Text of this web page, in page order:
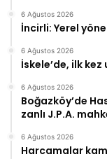
6 Ağustos 2026
İncirli: Yerel
6 Ağustos 2026
İskele’de, ilk
6 Ağustos 2026
Boğazköy’de
zanlı J.P.A.
6 Ağustos 2026
Harcamalar